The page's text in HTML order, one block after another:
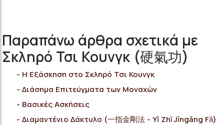
Παραπάνω άρθρα σχετικά με
Σκληρό Τσι Κουνγκ (硬氣功)
Η Εξάσκηση στο Σκληρό Τσι Κουνγκ
Διάσημα Επιτεύγματα των Μοναχών
Bασικές Ασκήσεις
Διαμαντένιο Δάκτυλο (一指金剛法 - Yī Zhǐ Jīngāng Fǎ)